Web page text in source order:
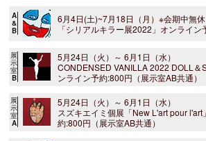
A
&
B
6月4日(土)~7月18日（月）※会期中無休
「シリアルキラー展2022」オンライン
展
示
室
B
5月24日（火）～ 6月1日（水）
CONDENSED VANILLA 2022 DOLL＆
ンライン予約:800円（展示室AB共通）
展
示
室
A
5月24日（火）～ 6月1日（水）
スズキエイミ個展「New L'art pour
約:800円（展示室AB共通）